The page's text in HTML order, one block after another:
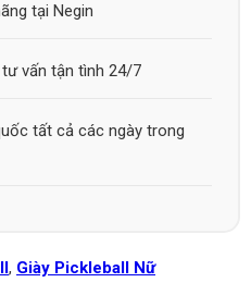
tại Negin
vấn tận tình 24/7
tất cả các ngày trong
, Giày Pickleball Nữ